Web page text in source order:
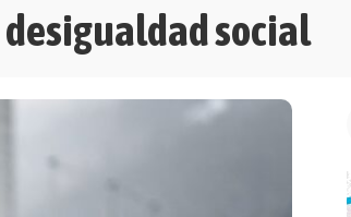
desigualdad social